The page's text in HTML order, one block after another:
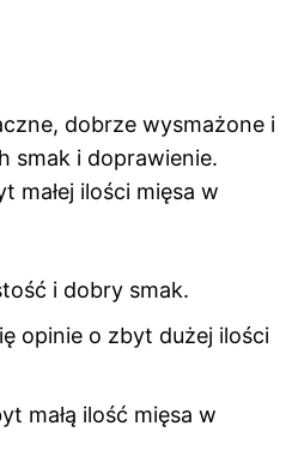
dobrze wysmażone i
smak i doprawienie.
małej ilości mięsa w
i dobry smak.
opinie o zbyt dużej ilości
małą ilość mięsa w